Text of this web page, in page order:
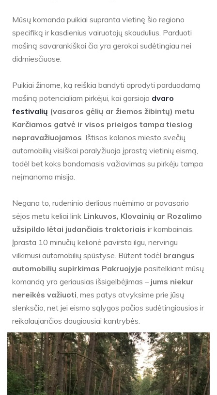
Mūsų komanda puikiai supranta vietinę šio regiono
specifiką ir kasdienius vairuotojų skaudulius. Parduoti
mašiną savarankiškai čia yra gerokai sudėtingiau nei
didmiesčiuose.
Puikiai žinome, ką reiškia bandyti aprodyti parduodamą
mašiną potencialiam pirkėjui, kai garsiojo dvaro
festivalių (vasaros gėlių ar žiemos žibintų) metu
Karčiamos gatvė ir visos prieigos tampa tiesiog
nepravažiuojamos . Ištisos kolonos miesto svečių
automobilių visiškai paralyžiuoja įprastą vietinių eismą,
todėl bet koks bandomasis važiavimas su pirkėju tampa
neįmanoma misija.
Negana to, rudeninio derliaus nuėmimo ar pavasario
sėjos metu keliai link Linkuvos, Klovainių ar Rozalimo
užsipildo lėtai judančiais traktoriais ir kombainais.
Įprasta 10 minučių kelionė pavirsta ilgu, nervingu
vilkimusi automobilių spūstyse. Būtent todėl brangus
automobilių supirkimas Pakruojyje pasitelkiant mūsų
komandą yra geriausias išsigelbėjimas – jums niekur
nereikės važiuoti , mes patys atvyksime prie jūsų
slenksčio, net jei eismo sąlygos pačios sudėtingiausios ir
reikalaujančios daugiausiai kantrybės.